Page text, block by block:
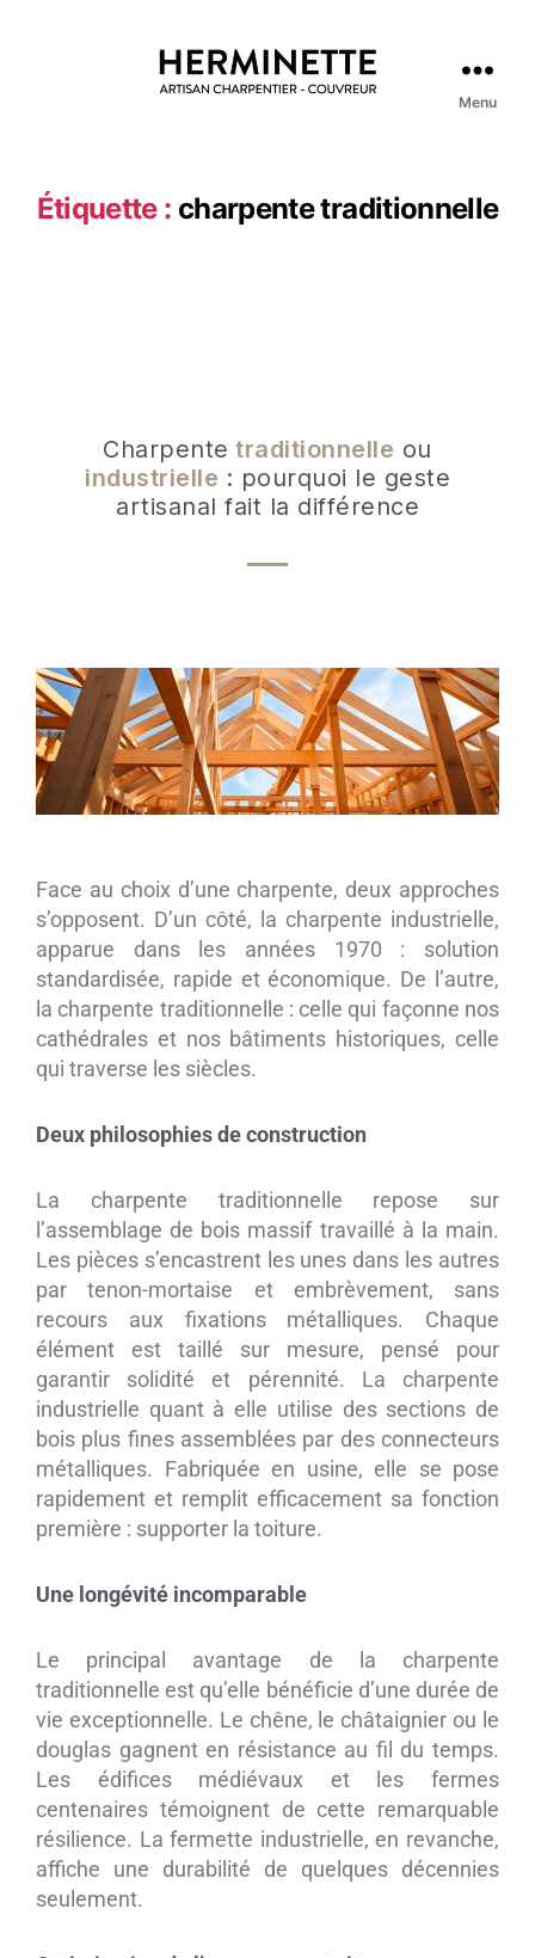
Menu
Étiquette : charpente traditionnelle
Charpente traditionnelle ou
industrielle : pourquoi le geste
artisanal fait la différence
Face au choix d’une charpente, deux approches
s’opposent. D’un côté, la charpente industrielle,
apparue dans les années 1970 : solution
standardisée, rapide et économique. De l’autre,
la charpente traditionnelle : celle qui façonne nos
cathédrales et nos bâtiments historiques, celle
qui traverse les siècles.
Deux philosophies de construction
La charpente traditionnelle repose sur
l’assemblage de bois massif travaillé à la main.
Les pièces s’encastrent les unes dans les autres
par tenon-mortaise et embrèvement, sans
recours aux fixations métalliques. Chaque
élément est taillé sur mesure, pensé pour
garantir solidité et pérennité. La charpente
industrielle quant à elle utilise des sections de
bois plus fines assemblées par des connecteurs
métalliques. Fabriquée en usine, elle se pose
rapidement et remplit efficacement sa fonction
première : supporter la toiture.
Une longévité incomparable
Le principal avantage de la charpente
traditionnelle est qu’elle bénéficie d’une durée de
vie exceptionnelle. Le chêne, le châtaignier ou le
douglas gagnent en résistance au fil du temps.
Les édifices médiévaux et les fermes
centenaires témoignent de cette remarquable
résilience. La fermette industrielle, en revanche,
affiche une durabilité de quelques décennies
seulement.